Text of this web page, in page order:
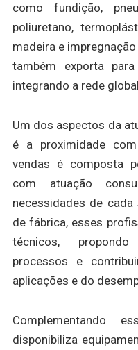
como fundição,
poliuretano,
madeira e
também exporta
integrando a rede
Um dos aspectos da
é a proximidade
vendas é composta
com atuação
necessidades de
de fábrica, esses
técnicos, propondo
processos e
aplicações e do
Complementando
disponibiliza